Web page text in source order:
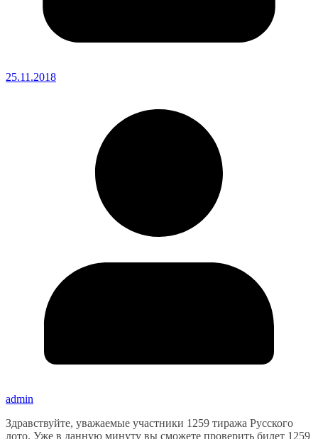
25.11.2018
admin
Здравствуйте, уважаемые участники 1259 тиража Русского
лото. Уже в данную минуту вы сможете проверить билет 1259